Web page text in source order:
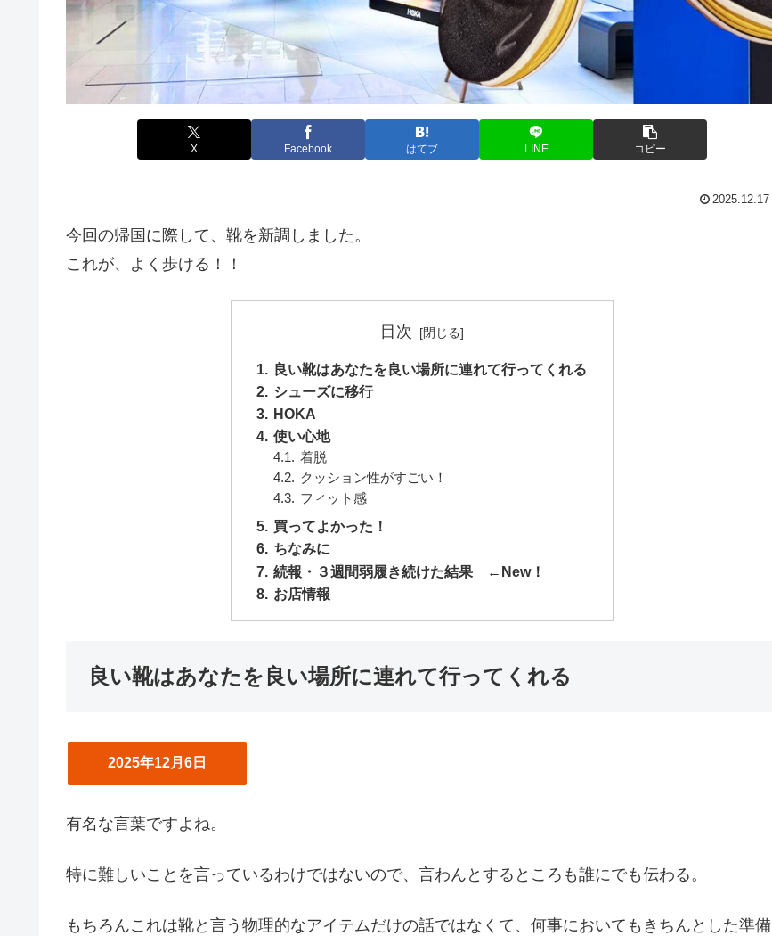
X Facebook はてブ LINE コピー
2025.12.17
今回の帰国に際して、靴を新調しました。
これが、よく歩ける！！
目次
良い靴はあなたを良い場所に連れて行ってくれる
シューズに移行
HOKA
使い心地
着脱
クッション性がすごい！
フィット感
買ってよかった！
ちなみに
続報・３週間弱履き続けた結果 ←New！
お店情報
良い靴はあなたを良い場所に連れて行ってくれる
2025年12月6日
有名な言葉ですよね。
特に難しいことを言っているわけではないので、言わんとするところも誰にでも伝わる。
もちろんこれは靴と言う物理的なアイテムだけの話ではなくて、何事においてもきちんとした準備